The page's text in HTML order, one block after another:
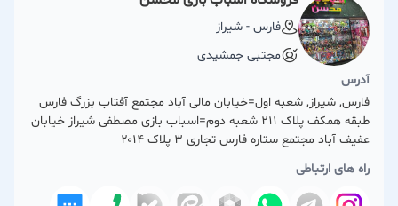
فارس - شیراز
مجتبی جمشیدی
آدرس
فارس, شیراز, شعبه اول=خیابان مالی آباد مجتمع آفتاب بزرگ فارس
طبقه همکف پلاک 211 شعبه دوم=اسباب بازی مصطفی شیراز خیابان
عفیف آباد مجتمع ستاره فارس تجاری ۳ پلاک ۲۰۱۴
راه های ارتباطی